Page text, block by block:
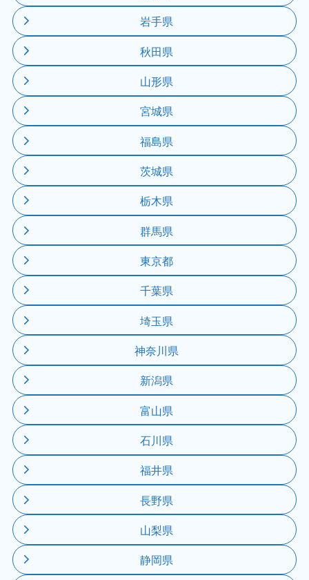
岩手県
秋田県
山形県
宮城県
福島県
茨城県
栃木県
群馬県
東京都
千葉県
埼玉県
神奈川県
新潟県
富山県
石川県
福井県
長野県
山梨県
静岡県